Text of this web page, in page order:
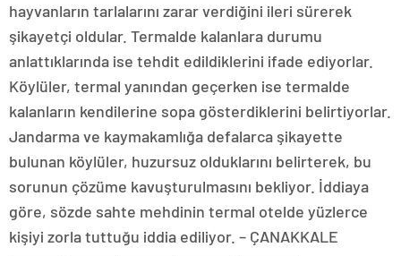
hayvanların tarlalarını zarar verdiğini ileri sürerek
şikayetçi oldular. Termalde kalanlara durumu
anlattıklarında ise tehdit edildiklerini ifade ediyorlar.
Köylüler, termal yanından geçerken ise termalde
kalanların kendilerine sopa gösterdiklerini belirtiyorlar.
Jandarma ve kaymakamlığa defalarca şikayette
bulunan köylüler, huzursuz olduklarını belirterek, bu
sorunun çözüme kavuşturulmasını bekliyor. İddiaya
göre, sözde sahte mehdinin termal otelde yüzlerce
kişiyi zorla tuttuğu iddia ediliyor. – ÇANAKKALE